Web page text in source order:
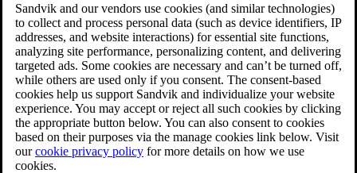
Sandvik and our vendors use cookies (and similar technologies)
to collect and process personal data (such as device identifiers, IP
addresses, and website interactions) for essential site functions,
analyzing site performance, personalizing content, and delivering
targeted ads. Some cookies are necessary and can’t be turned off,
while others are used only if you consent. The consent-based
cookies help us support Sandvik and individualize your website
experience. You may accept or reject all such cookies by clicking
the appropriate button below. You can also consent to cookies
based on their purposes via the manage cookies link below. Visit
ourcookie privacy policy for more details on how we use
cookies.